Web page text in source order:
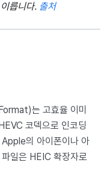
릅니다. 출처
는 고효율 이미
코덱으로 인코딩
의 아이폰이나 아
일은 HEIC 확장자로